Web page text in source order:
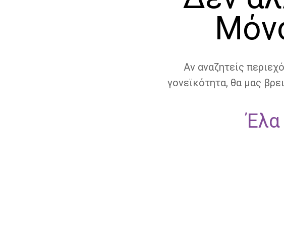
Αν αναζητείς
γονεϊκότητα, θα μας
Έλα